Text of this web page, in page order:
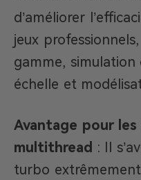
d’améliorer
jeux
gamme,
échelle et
Avantage pour
multithread : Il
turbo